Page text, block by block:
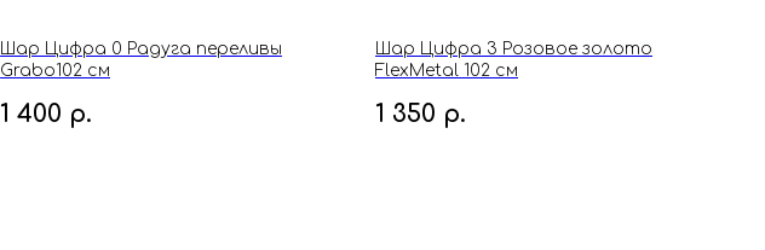
Шар Цифра 0 Радуга переливы
Grabo102 см
1 400 р.
Шар Цифра 3 Розовое золото
FlexMetal 102 см
1 350 р.